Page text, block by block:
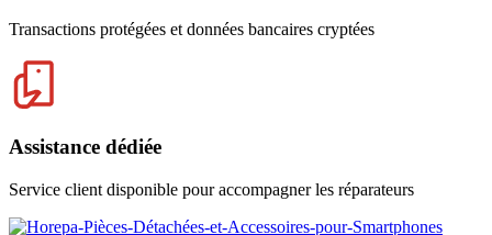
Transactions protégées et données bancaires cryptées
Assistance dédiée
Service client disponible pour accompagner les réparateurs